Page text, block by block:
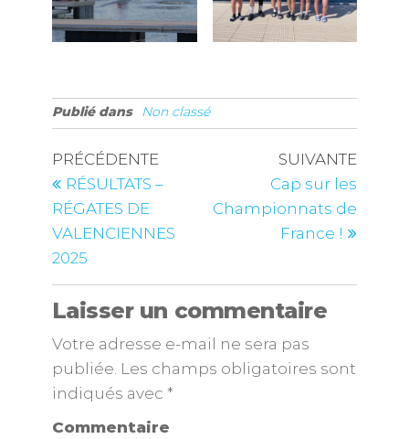
Publié dans Non classé
PRÉCÉDENTE
RÉSULTATS –
RÉGATES DE
VALENCIENNES
2025
SUIVANTE
Cap sur les
Championnats de
France !
Laisser un commentaire
Votre adresse e-mail ne sera pas
publiée. Les champs obligatoires sont
indiqués avec *
Commentaire